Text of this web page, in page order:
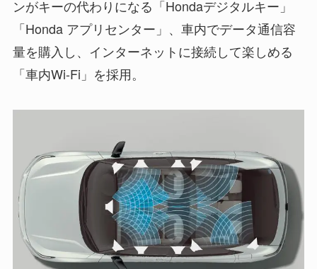
ンがキーの代わりになる「Hondaデジタルキー」
「Honda アプリセンター」、車内でデータ通信容
量を購入し、インターネットに接続して楽しめる
「車内Wi-Fi」を採用。